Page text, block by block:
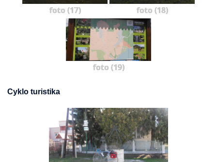
foto (17) foto (18)
foto (19)
Cyklo turistika